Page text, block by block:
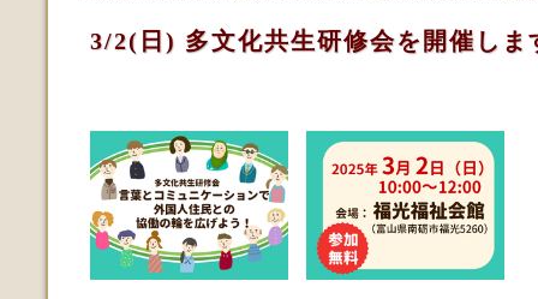
3/2(日) 多文化共生研修会を開催しま